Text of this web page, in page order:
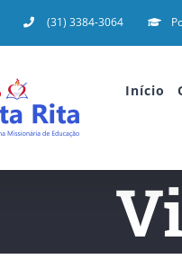
(31) 3384-3064
Início